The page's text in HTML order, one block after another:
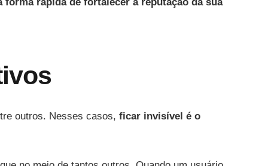
outros. Nesses casos, ficar invisível é o